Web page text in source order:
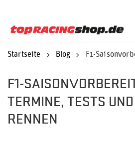
Startseite Blog F1-
F1-
TERMINE, TESTS
RENNEN